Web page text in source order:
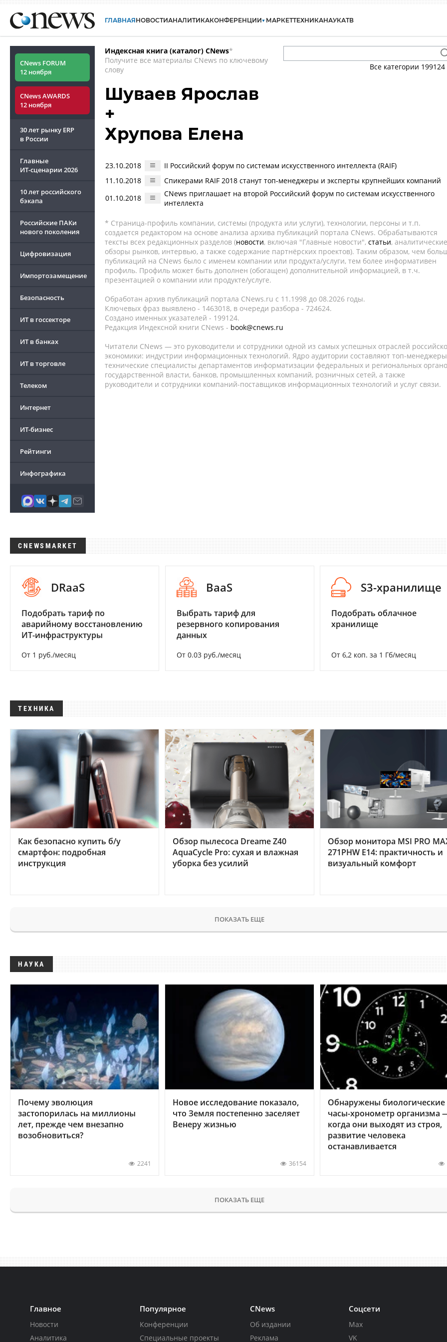
ГЛАВНАЯНОВОСТИАНАЛИТИКАКОНФЕРЕНЦИИ МАРКЕТТЕХНИКАНАУКАТВ
CNews FORUM
12 ноября
CNews AWARDS
12 ноября
30 лет рынку ERP
в России
Главные
ИТ-сценарии 2026
10 лет российского
бэкапа
Российские ПАКи
нового поколения
Цифровизация
Импортозамещение
Безопасность
ИТ в госсекторе
ИТ в банках
ИТ в торговле
Телеком
Интернет
ИТ-бизнес
Рейтинги
Инфографика
Индексная книга (каталог) CNews*
Получите все материалы CNews по ключевому
слову
Все категории 199124
Шуваев Ярослав
+
Хрупова Елена
23.10.2018
II Российский форум по системам искусственного интеллекта (RAIF)
11.10.2018
Спикерами RAIF 2018 станут топ-менеджеры и эксперты крупнейших компаний
01.10.2018
CNews приглашает на второй Российский форум по системам искусственного
интеллекта
* Страница-профиль компании, системы (продукта или услуги), технологии, персоны и т.п.
создается редактором на основе анализа архива публикаций портала CNews. Обрабатываются
тексты всех редакционных разделов (новости, включая "Главные новости", статьи, аналитические
обзоры рынков, интервью, а также содержание партнёрских проектов). Таким образом, чем
публикаций на CNews было с именем компании или продукта/услуги, тем более информативен
профиль. Профиль может быть дополнен (обогащен) дополнительной информацией, в т.ч.
презентацией о компании или продукте/услуге.
Обработан архив публикаций портала CNews.ru c 11.1998 до 08.2026 годы.
Ключевых фраз выявлено - 1463018, в очереди разбора - 724624.
Создано именных указателей - 199124.
Редакция Индексной книги CNews - book@cnews.ru
Читатели CNews — это руководители и сотрудники одной из самых успешных отраслей
экономики: индустрии информационных технологий. Ядро аудитории составляют топ-
технические специалисты департаментов информатизации федеральных и региональных
государственной власти, банков, промышленных компаний, розничных сетей, а также
руководители и сотрудники компаний-поставщиков информационных технологий и услуг связи.
CNEWSMARKET
DRaaS
Подобрать тариф по
аварийному восстановлению
ИТ-инфраструктуры
От 1 руб./месяц
BaaS
Выбрать тариф для
резервного копирования
данных
От 0.03 руб./месяц
S3-хранилище
Подобрать облачное
хранилище
От 6,2 коп. за 1 Гб/месяц
ТЕХНИКА
Как безопасно купить б/у
смартфон: подробная
инструкция
Обзор пылесоса Dreame Z40
AquaCycle Pro: сухая и влажная
уборка без усилий
Обзор монитора MSI PRO
271PHW E14: практичность и
визуальный комфорт
ПОКАЗАТЬ ЕЩЕ
НАУКА
Почему эволюция
застопорилась на миллионы
лет, прежде чем внезапно
возобновиться?
2241
Новое исследование показало,
что Земля постепенно заселяет
Венеру жизнью
36154
Обнаружены биологические
часы-хронометр организма
когда они выходят из строя,
развитие человека
останавливается
ПОКАЗАТЬ ЕЩЕ
Главное
Новости
Аналитика
Популярное
Конференции
Специальные проекты
CNews
Об издании
Реклама
Соцсети
Max
VK